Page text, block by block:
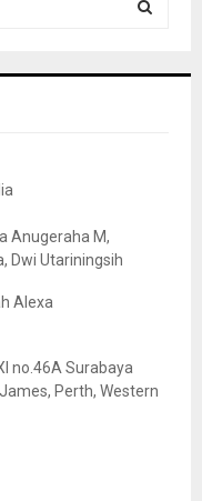
Anugeraha M,
Dwi Utariningsih
Alexa
no.46A Surabaya
Perth, Western